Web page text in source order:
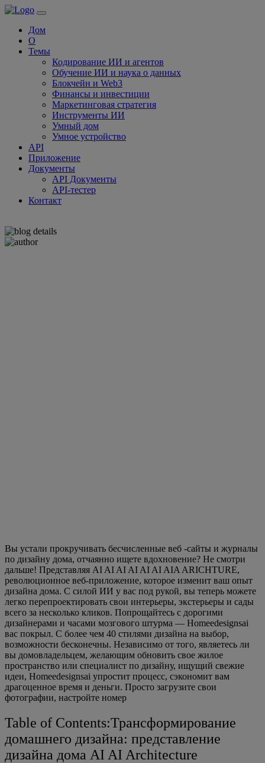
Дом
О
Темы
Кодирование ИИ и агентов
Обучение ИИ и наука о данных
Блокчейн и Web3
Финансы и инвестиции
Маркетинговая стратегия
Инструменты ИИ
Умный дом
Умное устройство
API
Приложение
Документы
API Документы
API-тестер
Контакт
Вы устали прокручивать бесчисленные веб -сайты и журналы
по дизайну дома, отчаянно ищете вдохновение? Не смотри
дальше! Представляя AI AI AI AI AI AI AIA ARICHTURE,
революционное веб-приложение, которое изменит ваш опыт
дизайна дома. С силой ИИ у вас под рукой, вы теперь можете
легко перепроектировать свои интерьеры, экстерьеры и сады
всего за несколько кликов. Попрощайтесь с дорогими
дизайнерами и часами мозгового штурма — Homeedesignsai
вас покрыл. С более чем 40 стилями дизайна на выбор,
возможности бесконечны. Независимо от того, являетесь ли
вы домовладельцем, желающим обновить свое жилое
пространство или специалист по дизайну, ищущий свежие
идеи, Homeedesignsai упростит процесс, сэкономит вам
драгоценное время и деньги. Просто загрузите свои
фотографии, настройте номер
Table of Contents:Трансформирование
домашнего дизайна: представление
дизайна дома AI AI Architecture